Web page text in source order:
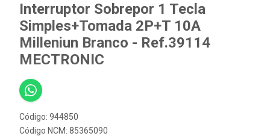
Interruptor Sobrepor 1 Tecla
Simples+Tomada 2P+T 10A
Milleniun Branco - Ref.39114
MECTRONIC
Código: 944850
Código NCM: 85365090